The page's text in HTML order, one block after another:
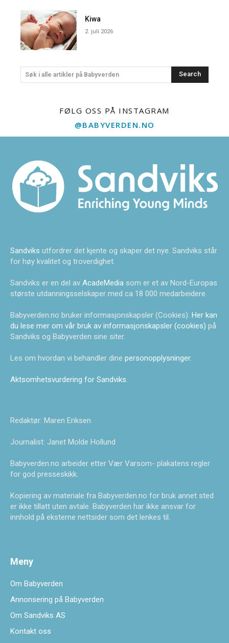
Kiwa
2. juli 2026
Søk i alle artikler på Babyverden Search
FØLG OSS PÅ INSTAGRAM
@BABYVERDEN.NO
Sandviks utfordrer det kjente og skaper det nye. Sandviks står
for høy kvalitet og troverdighet.
Sandviks er en del av AcadeMedia som er et av Nord-Europas
største utdanningsselskaper med ca 18 000 medarbeidere.
Babyverden.no bruker informasjonskapsler (Cookies). Her kan
du lese mer om vår bruk av informasjonskapsler (cookies) på
Sandviks og Babyverden sine siter.
Les om hvordan vi behandler dine personopplysninger.
Aktsomhetsvurdering for Sandviks.
Redaktør: Maren Eriksen
Journalist: Janet Molde Hollund
Babyverden.no arbeider etter Vær Varsom- plakatens regler
for god presseskikk.
Kopiering av materiale fra Babyverden.no for bruk annet sted
er ikke tillatt uten avtale. Babyverden har ikke ansvar for
innhold på eksterne nettsider som det lenkes til.
Meny
Om Babyverden
Annonsering på Babyverden
Om Sandviks AS
Kontakt oss